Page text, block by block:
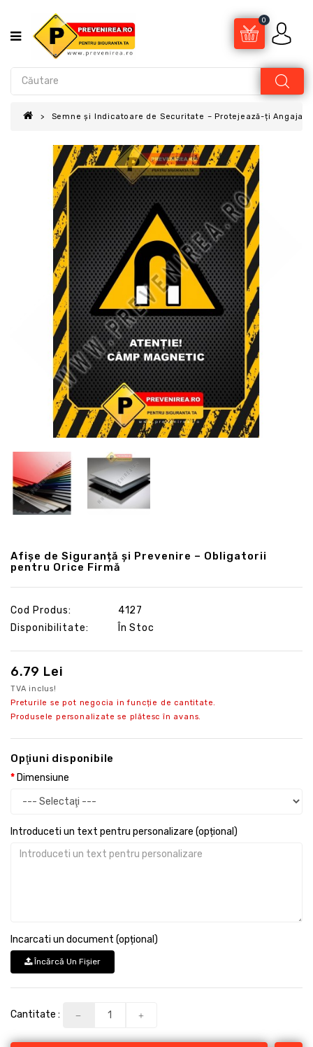
0
Semne și Indicatoare de Securitate – Protejează-ți
Afișe de Siguranță și Prevenire – Obligatorii
pentru Orice Firmă
Cod Produs:
4127
Disponibilitate:
În Stoc
6.79 Lei
TVA inclus!
Preturile se pot negocia in funcție de cantitate.
Produsele personalizate se plătesc în avans.
Opţiuni disponibile
Dimensiune
Introduceti un text pentru personalizare (opțional)
Incarcati un document (opțional)
Încărcă Un Fişier
Cantitate :